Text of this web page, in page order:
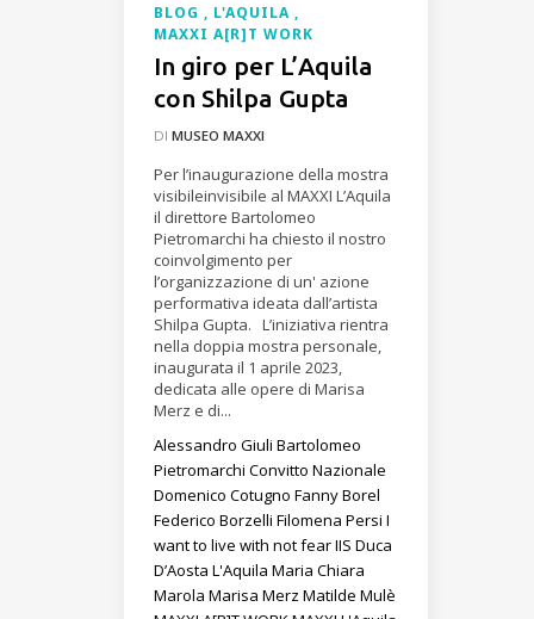
BLOG
L'AQUILA
MAXXI A[R]T WORK
In giro per L’Aquila
con Shilpa Gupta
DI MUSEO MAXXI
Per l’inaugurazione della mostra
visibileinvisibile al MAXXI L’Aquila
il direttore Bartolomeo
Pietromarchi ha chiesto il nostro
coinvolgimento per
l’organizzazione di un' azione
performativa ideata dall’artista
Shilpa Gupta. L’iniziativa rientra
nella doppia mostra personale,
inaugurata il 1 aprile 2023,
dedicata alle opere di Marisa
Merz e di...
Alessandro Giuli Bartolomeo
Pietromarchi Convitto Nazionale
Domenico Cotugno Fanny Borel
Federico Borzelli Filomena Persi I
want to live with not fearIIS Duca
D’Aosta L'Aquila Maria Chiara
Marola Marisa Merz Matilde Mulè